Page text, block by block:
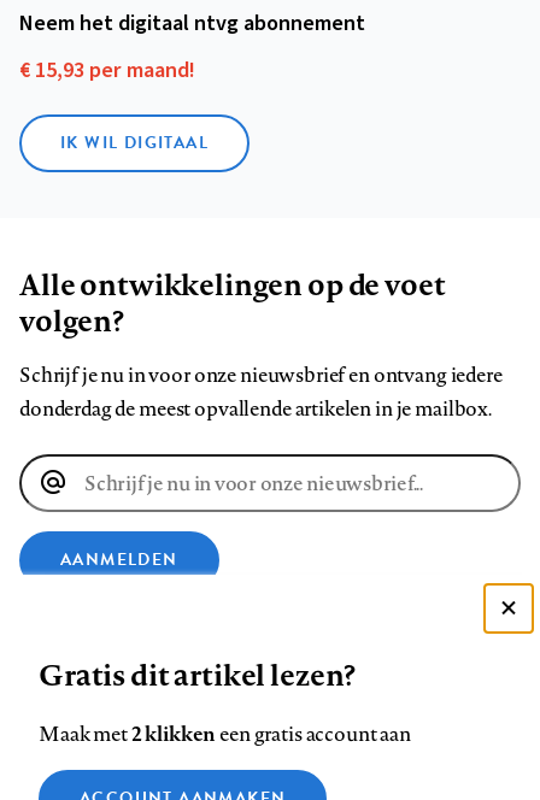
Neem het digitaal ntvg abonnement
€ 15,93 per maand!
IK WIL DIGITAAL
Alle ontwikkelingen op de voet
volgen?
Schrijf je nu in voor onze nieuwsbrief en ontvang iedere
donderdag de meest opvallende artikelen in je mailbox.
E-
mailadres
AANMELDEN
op
op
op
ons
op
Zie onze cookie policy
Gratis dit artikel lezen?
Maak met2 klikkeneen gratis account aan